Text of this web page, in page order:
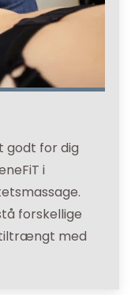
godt for dig
i
forskellige
med